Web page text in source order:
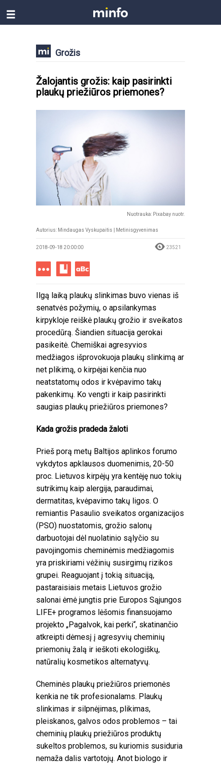
Grožis
Žalojantis grožis: kaip pasirinkti
plaukų priežiūros priemones?
Nuotrauka: Pixabay nuotr.
Autorius: Mindaugas Vyskupaitis | Metinisgyvenimas
2018-09-18 20:00:00 23521
Ilgą laiką plaukų slinkimas buvo vienas iš
senatvės požymių, o apsilankymas
kirpykloje reiškė plaukų grožio ir sveikatos
procedūrą. Šiandien situacija gerokai
pasikeitė. Chemiškai agresyvios
medžiagos išprovokuoja plaukų slinkimą ar
net plikimą, o kirpėjai kenčia nuo
neatstatomų odos ir kvėpavimo takų
pakenkimų. Ko vengti ir kaip pasirinkti
saugias plaukų priežiūros priemones?
Kada grožis pradeda žaloti
Prieš porą metų Baltijos aplinkos forumo
vykdytos apklausos duomenimis, 20-50
proc. Lietuvos kirpėjų yra kentėję nuo tokių
sutrikimų kaip alergija, paraudimai,
dermatitas, kvėpavimo takų ligos. O
remiantis Pasaulio sveikatos organizacijos
(PSO) nuostatomis, grožio salonų
darbuotojai dėl nuolatinio sąlyčio su
pavojingomis cheminėmis medžiagomis
yra priskiriami vėžinių susirgimų rizikos
grupei. Reaguojant į tokią situaciją,
pastaraisiais metais Lietuvos grožio
salonai ėmė jungtis prie Europos Sąjungos
LIFE+ programos lėšomis finansuojamo
projekto „Pagalvok, kai perki“, skatinančio
atkreipti dėmesį į agresyvių cheminių
priemonių žalą ir ieškoti ekologiškų,
natūralių kosmetikos alternatyvų.
Cheminės plaukų priežiūros priemonės
kenkia ne tik profesionalams. Plaukų
slinkimas ir silpnėjimas, plikimas,
pleiskanos, galvos odos problemos – tai
cheminių plaukų priežiūros produktų
sukeltos problemos, su kuriomis susiduria
nemaža dalis vartotojų. Anot biologo ir